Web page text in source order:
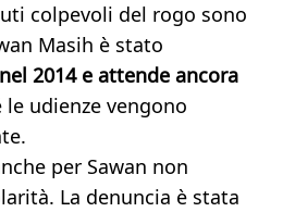
colpevoli del rogo sono
Masih è stato
2014 e attende ancora
le udienze vengono
per Sawan non
La denuncia è stata